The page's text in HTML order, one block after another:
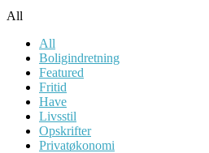
All
All
Boligindretning
Featured
Fritid
Have
Livsstil
Opskrifter
Privatøkonomi